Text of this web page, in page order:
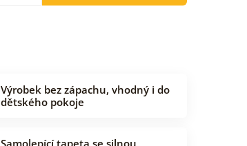
Výrobek bez zápachu, vhodný i do
dětského pokoje
Samolepící tapeta se silnou